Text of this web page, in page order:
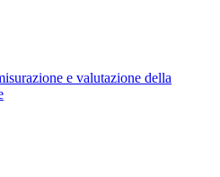
e valutazione della